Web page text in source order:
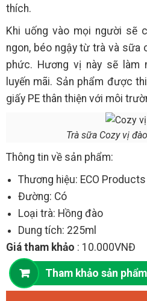
thích.
Khi uống vào mọi người sẽ
ngon, béo ngậy từ trà và sữa
phức. Hương vị này sẽ làm
luyến mãi. Sản phẩm được
giấy PE thân thiện với môi
Trà sữa Cozy vị
Thông tin về sản phẩm:
Thương hiệu: ECO Products
Đường: Có
Loại trà: Hồng đào
Dung tích: 225ml
Giá tham khảo : 10.000VNĐ
Tham khảo sản